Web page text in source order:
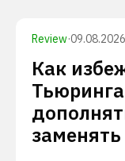
Review·
Как
заменять